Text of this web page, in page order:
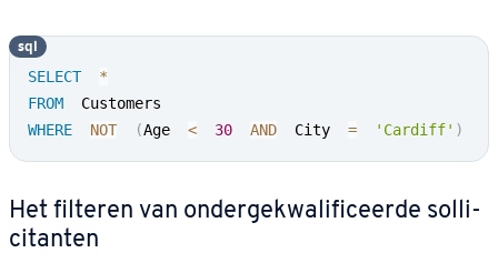
SELECT
*
FROM
WHERE
NOT (Age < 30 AND
  City
= 'Cardiff' )
sql
Het filteren van on­der­ge­kwa­li­fi­ceer­de sol­li­
ci­tan­ten